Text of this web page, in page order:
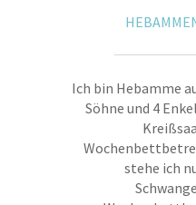
Ich bin Hebamme
Söhne und 4
stehe ich